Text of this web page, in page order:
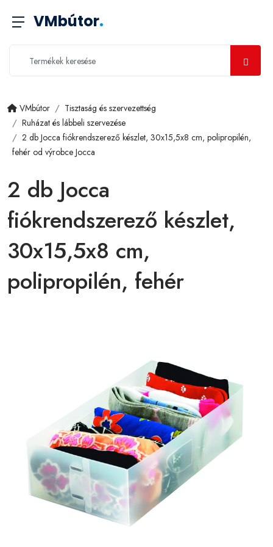
VMbútor.
VMbútor
Tisztaság és szervezettség
Ruházat és lábbeli szervezése
2 db Jocca fiókrendszerező készlet, 30x15,5x8 cm, polipropilén,
fehér od výrobce Jocca
2 db Jocca
fiókrendszerező készlet,
30x15,5x8 cm,
polipropilén, fehér